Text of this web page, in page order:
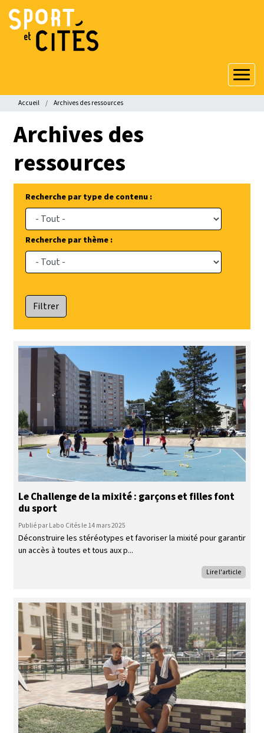
Aller
contenu
principal
Fil
Accueil Archives des ressources
Archives des
ressources
Recherche par type de contenu :
Recherche par thème :
Le Challenge de la mixité : garçons et filles font
du sport
Publié par Labo Cités le 14 mars 2025
Déconstruire les stéréotypes et favoriser la mixité pour garantir
un accès à toutes et tous aux p
Lire l'article